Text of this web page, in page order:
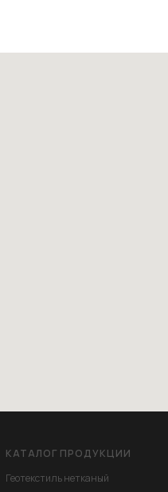
КАТАЛОГ ПРОДУКЦИИ
Геотекстиль нетканый